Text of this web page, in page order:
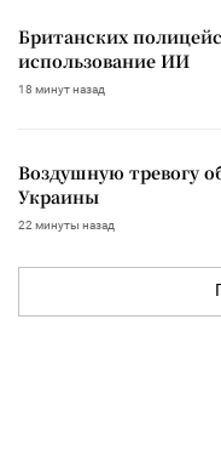
Британских
использование ИИ
18 минут назад
Воздушную тревогу
Украины
22 минуты назад